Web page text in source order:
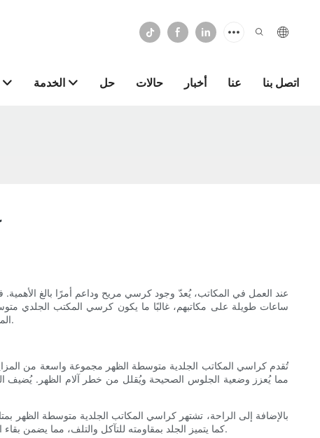
الخدمة حل حالات أخبار عنا اتصل بنا
عند العمل في المكاتب، يُعدّ وجود كرسي مريح وداعم أمرًا بالغ
ساعات طويلة على مكاتبهم، غالبًا ما يكون كرسي المكتب الجلدي
المشغولين. في هذه المقالة، سنستكشف فوائد كراسي المكتب الجلدية متوسطة الظهر، ونقدم دليلًا مُفصّلًا حول كيفية اختيار الأنسب للاستخدام التنفيذي.
تُقدم كراسي المكاتب الجلدية متوسطة الظهر مجموعة واسعة من المزايا
مما يُعزز وضعية الجلوس الصحيحة ويُقلل من خطر آلام الظهر. يُضيف
بالإضافة إلى الراحة، تشتهر كراسي المكاتب الجلدية متوسطة الظهر
كما يتميز الجلد بمقاومته للتآكل والتلف، مما يضمن بقاء الكرسي في حالة ممتازة لسنوات قادمة. كما أن هيكلها المتين يعزز متانتها، مما يوفر للمديرين التنفيذيين حلاً موثوقًا للجلوس يتحمل الاستخدام اليومي.